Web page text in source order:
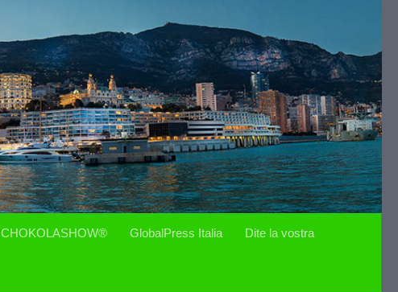
CHOKOLASHOW® GlobalPress Italia Dite la vostra